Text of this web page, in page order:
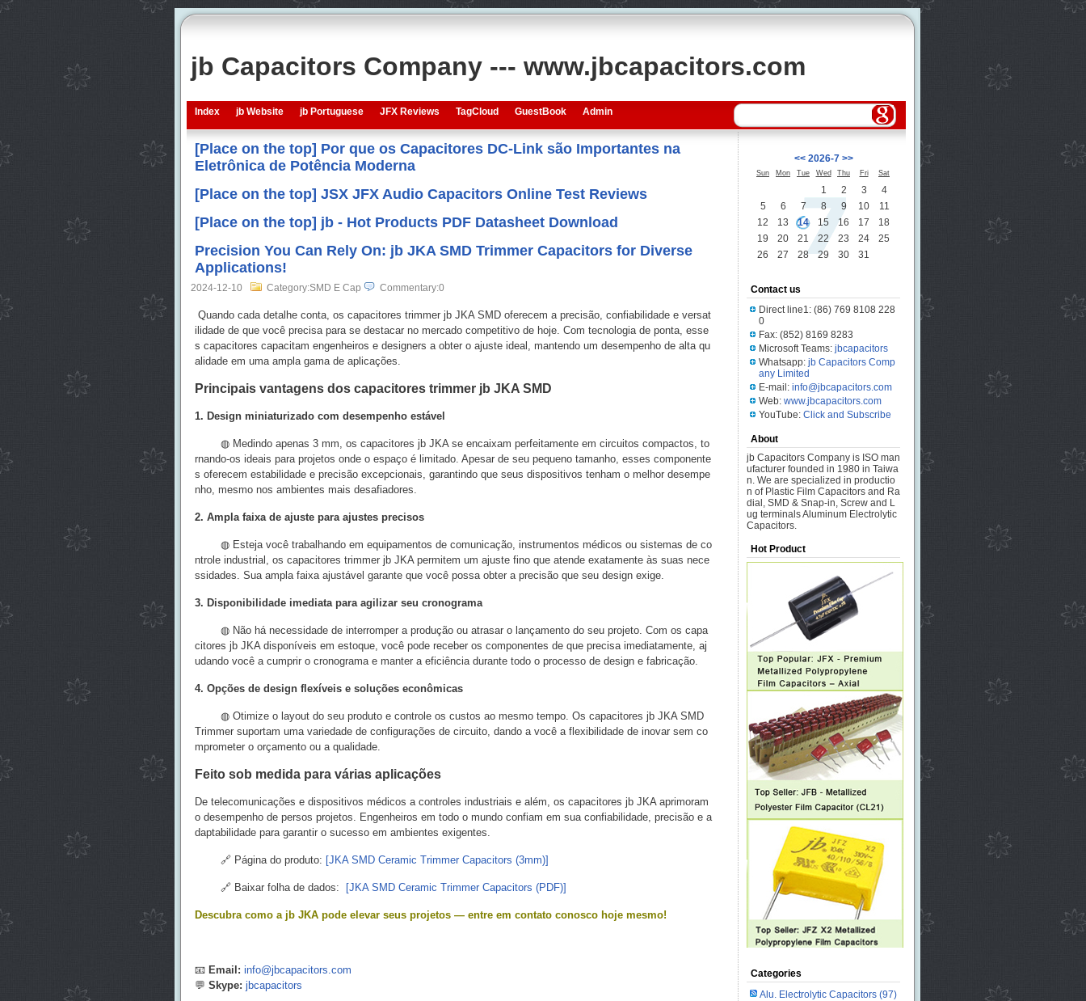
jb Capacitors Company --- www.jbcapacitors.com
Index jb Website jb Portuguese JFX Reviews TagCloud GuestBook Admin
[Place on the top] Por que os Capacitores DC-Link são Importantes na
Eletrônica de Potência Moderna
[Place on the top] JSX JFX Audio Capacitors Online Test Reviews
[Place on the top] jb - Hot Products PDF Datasheet Download
Precision You Can Rely On: jb JKA SMD Trimmer Capacitors for Diverse
Applications!
2024-12-10 Category:SMD E Cap Commentary:0
Quando cada detalhe conta, os capacitores trimmer jb JKA SMD oferecem a precisão, confiabilidade e versat
ilidade de que você precisa para se destacar no mercado competitivo de hoje. Com tecnologia de ponta, esse
s capacitores capacitam engenheiros e designers a obter o ajuste ideal, mantendo um desempenho de alta qu
alidade em uma ampla gama de aplicações.
Principais vantagens dos capacitores trimmer jb JKA SMD
1. Design miniaturizado com desempenho estável
◍ Medindo apenas 3 mm, os capacitores jb JKA se encaixam perfeitamente em circuitos compactos, to
rnando-os ideais para projetos onde o espaço é limitado. Apesar de seu pequeno tamanho, esses componente
s oferecem estabilidade e precisão excepcionais, garantindo que seus dispositivos tenham o melhor desempe
nho, mesmo nos ambientes mais desafiadores.
2. Ampla faixa de ajuste para ajustes precisos
◍ Esteja você trabalhando em equipamentos de comunicação, instrumentos médicos ou sistemas de co
ntrole industrial, os capacitores trimmer jb JKA permitem um ajuste fino que atende exatamente às suas nece
ssidades. Sua ampla faixa ajustável garante que você possa obter a precisão que seu design exige.
3. Disponibilidade imediata para agilizar seu cronograma
◍ Não há necessidade de interromper a produção ou atrasar o lançamento do seu projeto. Com os capa
citores jb JKA disponíveis em estoque, você pode receber os componentes de que precisa imediatamente, aj
udando você a cumprir o cronograma e manter a eficiência durante todo o processo de design e fabricação.
4. Opções de design flexíveis e soluções econômicas
◍ Otimize o layout do seu produto e controle os custos ao mesmo tempo. Os capacitores jb JKA SMD
Trimmer suportam uma variedade de configurações de circuito, dando a você a flexibilidade de inovar sem co
mprometer o orçamento ou a qualidade.
Feito sob medida para várias aplicações
De telecomunicações e dispositivos médicos a controles industriais e além, os capacitores jb JKA aprimoram
o desempenho de persos projetos. Engenheiros em todo o mundo confiam em sua confiabilidade, precisão e a
daptabilidade para garantir o sucesso em ambientes exigentes.
🔗 Página do produto: [JKA SMD Ceramic Trimmer Capacitors (3mm)]
🔗 Baixar folha de dados: [JKA SMD Ceramic Trimmer Capacitors (PDF)]
Descubra como a jb JKA pode elevar seus projetos — entre em contato conosco hoje mesmo!
📧 Email: info@jbcapacitors.com
💬 Skype: jbcapacitors
<< 2026-7 >>
Sun Mon Tue Wed Thu Fri Sat
1 2 3
4
5
6 7 8 9 10
11
12
13 14 15 16 17
18
19
20 21 22 23 24
25
26
27 28 29 30 31
Contact us
Direct line1: (86) 769 8108 228
0
Fax: (852) 8169 8283
Microsoft Teams: jbcapacitors
Whatsapp: jb Capacitors Comp
any Limited
E-mail: info@jbcapacitors.com
Web: www.jbcapacitors.com
YouTube: Click and Subscribe
About
jb Capacitors Company is ISO man
ufacturer founded in 1980 in Taiwa
n. We are specialized in productio
n of Plastic Film Capacitors and Ra
dial, SMD & Snap-in, Screw and L
ug terminals Aluminum Electrolytic
Capacitors.
Hot Product
Categories
Alu. Electrolytic Capacitors(97)